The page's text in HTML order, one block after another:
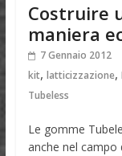
Costruire
maniera
7 Gennaio 2012
kit, latticizzazione,
Tubeless
Le gomme
anche nel campo